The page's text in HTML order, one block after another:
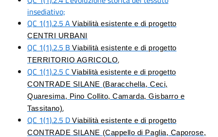
insediativo;
QC 1(1).2.5 A Viabilità esistente e di progetto
CENTRI URBANI
QC 1(1).2.5 B Viabilità esistente e di progetto
TERRITORIO AGRICOLO,
QC 1(1).2.5 C Viabilità esistente e di progetto
CONTRADE SILANE (Baracchella, Ceci,
Quaresima, Pino Collito, Camarda, Gisbarro e
Tassitano),
QC 1(1).2.5 D Viabilità esistente e di progetto
CONTRADE SILANE (Cappello di Paglia, Caporose,